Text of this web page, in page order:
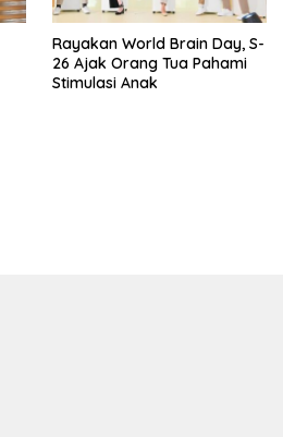
Rayakan World Brain Day, S-
26 Ajak Orang Tua Pahami
Stimulasi Anak